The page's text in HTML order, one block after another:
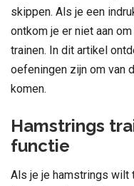
skippen. Als je een
ontkom je er niet aan
trainen. In dit artikel
oefeningen zijn om van
komen.
Hamstrings
functie
Als je je hamstrings wilt